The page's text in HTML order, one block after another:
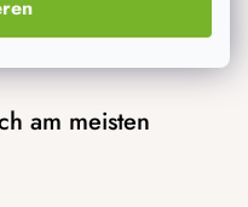
am meisten